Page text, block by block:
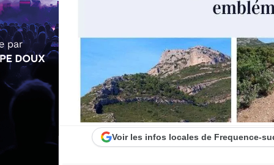
Voir les infos locales de Frequence-